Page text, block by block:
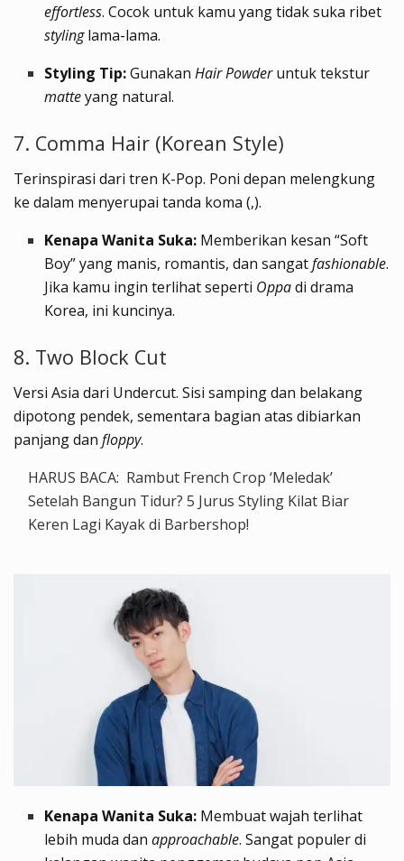
effortless. Cocok untuk kamu yang tidak suka ribet
stylinglama-lama.
Styling Tip:GunakanHair Powderuntuk tekstur
matteyang natural.
7. Comma Hair (Korean Style)
Terinspirasi dari tren K-Pop. Poni depan melengkung
ke dalam menyerupai tanda koma (,).
Kenapa Wanita Suka: Memberikan kesan “Soft
Boy” yang manis, romantis, dan sangatfashionable.
Jika kamu ingin terlihat seperti Oppadi drama
Korea, ini kuncinya.
8. Two Block Cut
Versi Asia dari Undercut. Sisi samping dan belakang
dipotong pendek, sementara bagian atas dibiarkan
panjang dan floppy.
HARUS BACA: Rambut French Crop ‘Meledak’
Setelah Bangun Tidur? 5 Jurus Styling Kilat Biar
Keren Lagi Kayak di Barbershop!
Kenapa Wanita Suka: Membuat wajah terlihat
lebih muda danapproachable. Sangat populer di